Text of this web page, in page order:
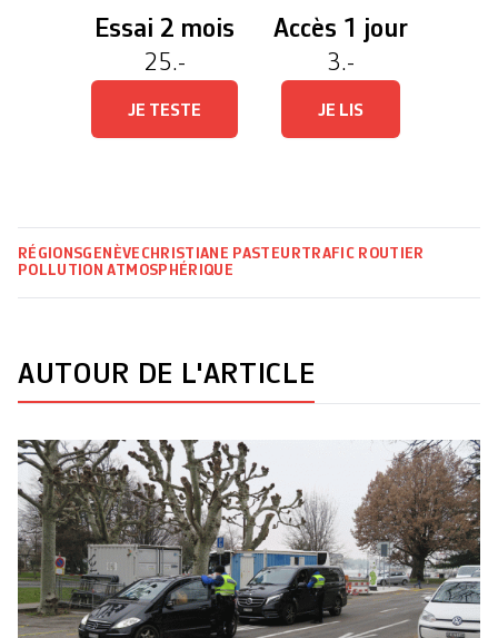
Essai 2 mois
25.-
JE TESTE
Accès 1 jour
3.-
JE LIS
RÉGIONSGENÈVE CHRISTIANE PASTEURTRAFIC ROUTIER
POLLUTION ATMOSPHÉRIQUE
AUTOUR DE L'ARTICLE